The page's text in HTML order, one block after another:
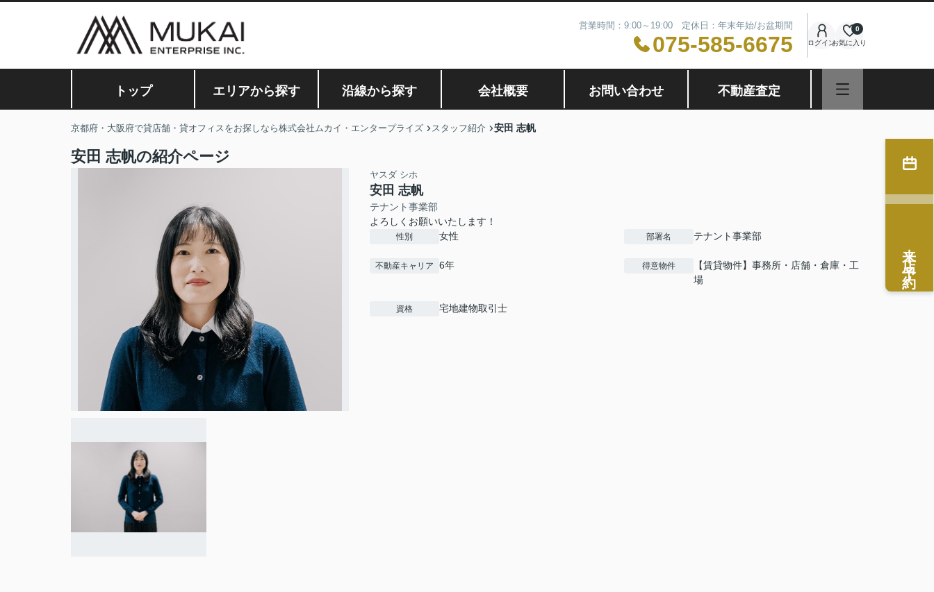
営業時間：9:00～19:00 定休日：年末年始/お盆期間
075-585-6675 ログインお気に入り
0
トップ エリアから探す 沿線から探す 会社概要 お問い合わせ 不動産査定
京都府・大阪府で貸店舗・貸オフィスをお探しなら株式会社ムカイ・エンタープライズ スタッフ紹介 安田 志帆
安田 志帆の紹介ページ
ヤスダ シホ
安田 志帆
テナント事業部
よろしくお願いいたします！
性別 女性 部署名 テナント事業部
不動産キャリア 6年 得意物件
【賃貸物件】事務所・店舗・倉庫・工
場
資格 宅地建物取引士
来店予約